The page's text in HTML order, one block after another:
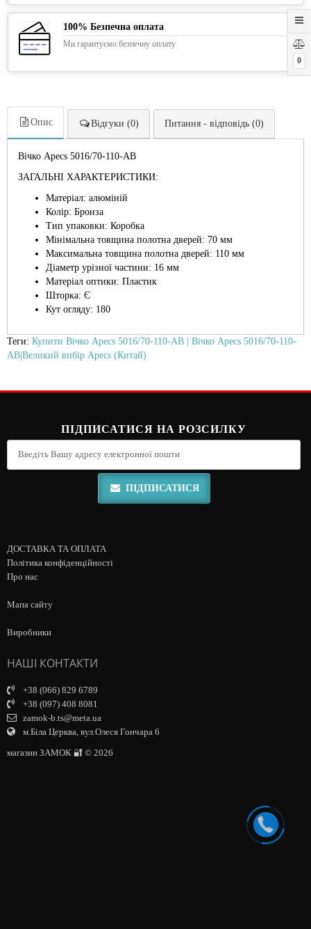
0
100% Безпечна оплата
Ми гарантуємо безпечну оплату
Опис Відгуки (0) Питання - відповідь (0)
Вічко Apecs 5016/70-110-AB
ЗАГАЛЬНІ ХАРАКТЕРИСТИКИ:
Матеріал: алюміній
Колір: Бронза
Тип упаковки: Коробка
Мінімальна товщина полотна дверей: 70 мм
Максимальна товщина полотна дверей: 110 мм
Діаметр урізної частини: 16 мм
Матеріал оптики: Пластик
Шторка: Є
Кут огляду: 180
Теги: Купити Вічко Apecs 5016/70-110-AB | Вічко Apecs 5016/70-110-
AB|Великий вибір Apecs (Китай)
ПІДПИСАТИСЯ НА РОЗСИЛКУ
ПІДПИСАТИСЯ
ДОСТАВКА ТА ОПЛАТА
Політика конфіденційності
Про нас
Мапа сайту
Виробники
НАШІ КОНТАКТИ
+38 (066) 829 6789
+38 (097) 408 8081
zamok-b.ts@meta.ua
м.Біла Церква, вул.Олеся Гончара 6
магазин ЗАМОК 🔐 © 2026